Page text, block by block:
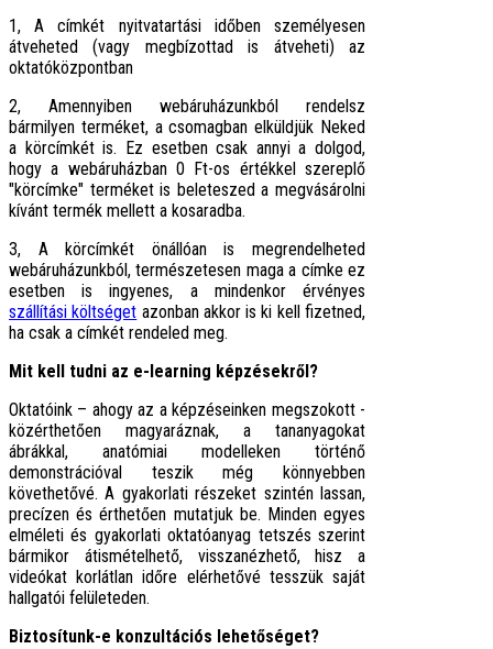
1, A címkét nyitvatartási időben személyesen
átveheted (vagy megbízottad is átveheti) az
oktatóközpontban
2, Amennyiben webáruházunkból rendelsz
bármilyen terméket, a csomagban elküldjük Neked
a körcímkét is. Ez esetben csak annyi a dolgod,
hogy a webáruházban 0 Ft-os értékkel szereplő
"körcímke" terméket is beleteszed a megvásárolni
kívánt termék mellett a kosaradba.
3, A körcímkét önállóan is megrendelheted
webáruházunkból, természetesen maga a címke ez
esetben is ingyenes, a mindenkor érvényes
szállítási költséget azonban akkor is ki kell fizetned,
ha csak a címkét rendeled meg.
Mit kell tudni az e-learning képzésekről?
Oktatóink – ahogy az a képzéseinken megszokott -
közérthetően magyaráznak, a tananyagokat
ábrákkal, anatómiai modelleken történő
demonstrációval teszik még könnyebben
követhetővé. A gyakorlati részeket szintén lassan,
precízen és érthetően mutatjuk be. Minden egyes
elméleti és gyakorlati oktatóanyag tetszés szerint
bármikor átismételhető, visszanézhető, hisz a
videókat korlátlan időre elérhetővé tesszük saját
hallgatói felületeden.
Biztosítunk-e konzultációs lehetőséget?